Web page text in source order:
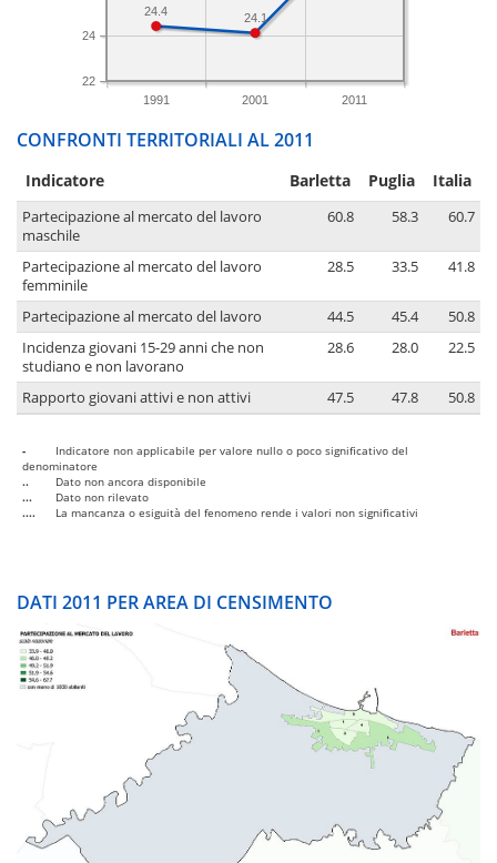
1991 2001 2011
22
24
24.1
24.4
CONFRONTI TERRITORIALI AL 2011
Indicatore Barletta Puglia Italia
Partecipazione al mercato del lavoro
maschile
60.8 58.3 60.7
Partecipazione al mercato del lavoro
femminile
28.5 33.5 41.8
Partecipazione al mercato del lavoro 44.5 45.4
50.8
Incidenza giovani 15-29 anni che non
studiano e non lavorano
28.6 28.0 22.5
Rapporto giovani attivi e non attivi 47.5 47.8 50.8
-
Indicatore non applicabile per valore nullo o poco significativo del
denominatore
..
Dato non ancora disponibile
...
Dato non rilevato
....
La mancanza o esiguità del fenomeno rende i valori non significativi
DATI 2011 PER AREA DI CENSIMENTO